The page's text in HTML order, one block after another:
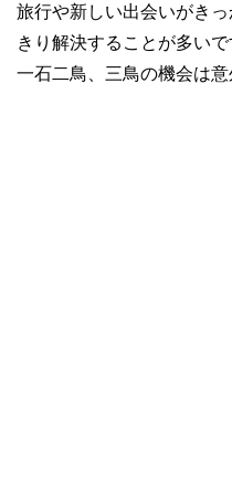
旅行や新しい出会いがき
きり解決することが多い
一石二鳥、三鳥の機会は